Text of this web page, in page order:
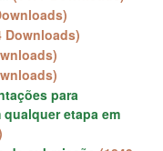
Downloads)
para
etapa em